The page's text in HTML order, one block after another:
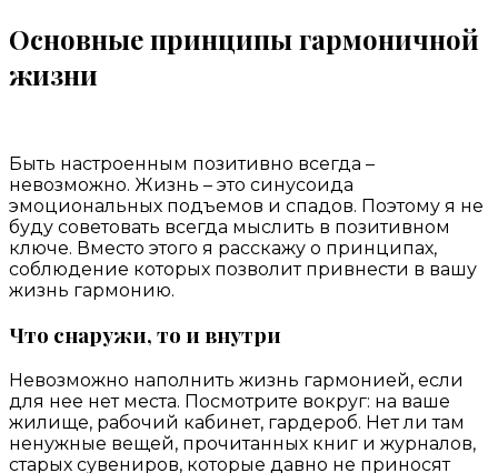
Основные принципы гармоничной
жизни
Быть настроенным позитивно всегда –
невозможно. Жизнь – это синусоида
эмоциональных подъемов и спадов. Поэтому я не
буду советовать всегда мыслить в позитивном
ключе. Вместо этого я расскажу о принципах,
соблюдение которых позволит привнести в вашу
жизнь гармонию.
Что снаружи, то и внутри
Невозможно наполнить жизнь гармонией, если
для нее нет места. Посмотрите вокруг: на ваше
жилище, рабочий кабинет, гардероб. Нет ли там
ненужные вещей, прочитанных книг и журналов,
старых сувениров, которые давно не приносят